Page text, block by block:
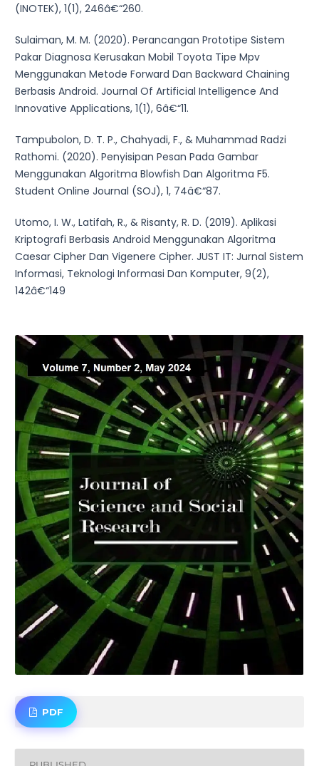
(INOTEK), 1(1), 246â€“260.
Sulaiman, M. M. (2020). Perancangan Prototipe Sistem
Pakar Diagnosa Kerusakan Mobil Toyota Tipe Mpv
Menggunakan Metode Forward Dan Backward Chaining
Berbasis Android. Journal Of Artificial Intelligence And
Innovative Applications, 1(1), 6â€“11.
Tampubolon, D. T. P., Chahyadi, F., & Muhammad Radzi
Rathomi. (2020). Penyisipan Pesan Pada Gambar
Menggunakan Algoritma Blowfish Dan Algoritma F5.
Student Online Journal (SOJ), 1, 74â€“87.
Utomo, I. W., Latifah, R., & Risanty, R. D. (2019). Aplikasi
Kriptografi Berbasis Android Menggunakan Algoritma
Caesar Cipher Dan Vigenere Cipher. JUST IT: Jurnal Sistem
Informasi, Teknologi Informasi Dan Komputer, 9(2),
142â€“149
PDF